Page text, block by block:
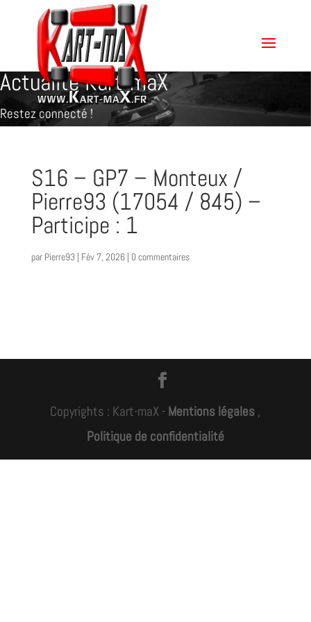
Actualité Kart-maX
Restez connecté !
S16 – GP7 – Monteux /
Pierre93 (17054 / 845) –
Participe : 1
par Pierre93| Fév 7, 2026| 0 commentaires
Copyrights : Kart-maX - Mentions légales ,
Politique de confidentialité